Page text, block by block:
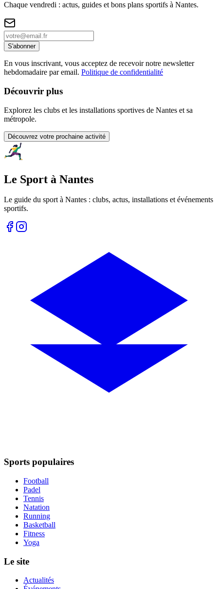
Chaque vendredi : actus, guides et bons plans sportifs à Nantes.
S'abonner
En vous inscrivant, vous acceptez de recevoir notre newsletter
hebdomadaire par email. Politique de confidentialité
Découvrir plus
Explorez les clubs et les installations sportives de Nantes et sa
métropole.
Découvrez votre prochaine activité
Le Sport à Nantes
Le guide du sport à Nantes : clubs, actus, installations et événements
sportifs.
Sports populaires
Football
Padel
Tennis
Natation
Running
Basketball
Fitness
Yoga
Le site
Actualités